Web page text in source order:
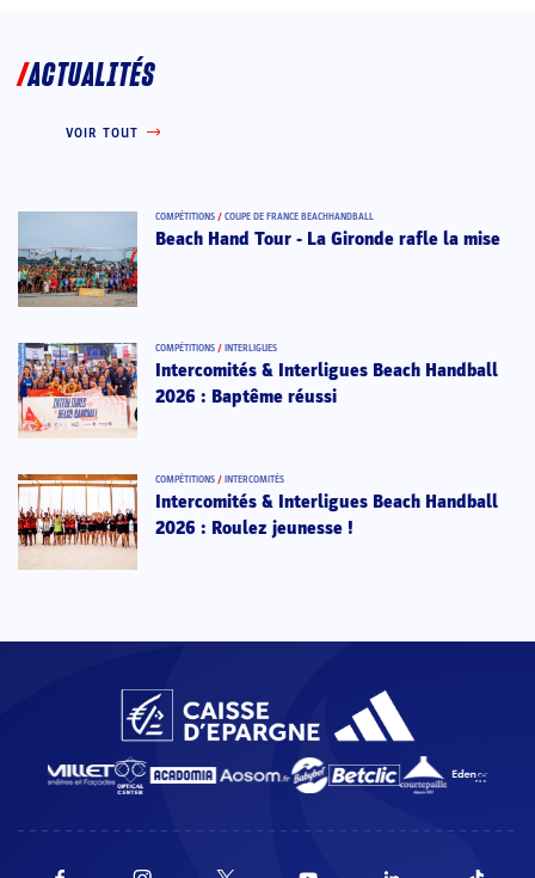
ACTUALITÉS
VOIR TOUT
COMPÉTITIONS / COUPE DE FRANCE BEACHHANDBALL
Beach Hand Tour - La Gironde rafle la mise
COMPÉTITIONS / INTERLIGUES
Intercomités & Interligues Beach Handball
2026 : Baptême réussi
COMPÉTITIONS / INTERCOMITÉS
Intercomités & Interligues Beach Handball
2026 : Roulez jeunesse !